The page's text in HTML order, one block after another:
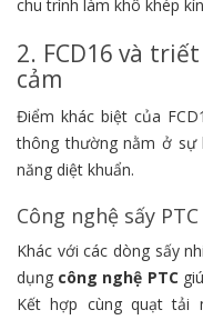
chu trình làm khô khép
2. FCD16 và
cảm
Điểm khác biệt của
thông thường nằm ở sự
năng diệt khuẩn.
Công nghệ sấy
Khác với các dòng sấy
dụng công nghệ PTC
Kết hợp cùng quạt tải